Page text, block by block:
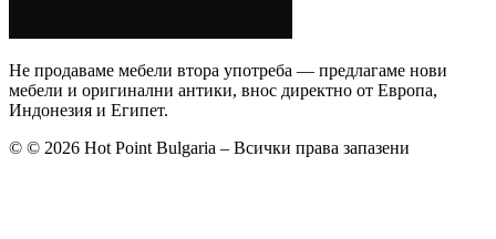
Не продаваме мебели втора употреба — предлагаме нови
мебели и оригинални антики, внос директно от Европа,
Индонезия и Египет.
© © 2026 Hot Point Bulgaria – Всички права запазени